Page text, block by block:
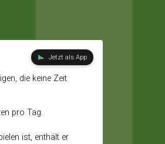
Jetzt als App
die keine Zeit
pro Tag.
ist, enthält er